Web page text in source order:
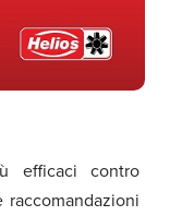
efficaci contro